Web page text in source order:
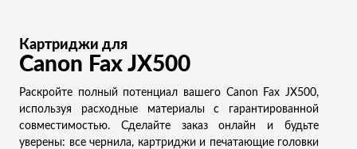
Картриджи для
Canon Fax JX500
Раскройте полный потенциал вашего Canon Fax JX500,
используя расходные материалы с гарантированной
совместимостью. Сделайте заказ онлайн и будьте
уверены: все чернила, картриджи и печатающие головки